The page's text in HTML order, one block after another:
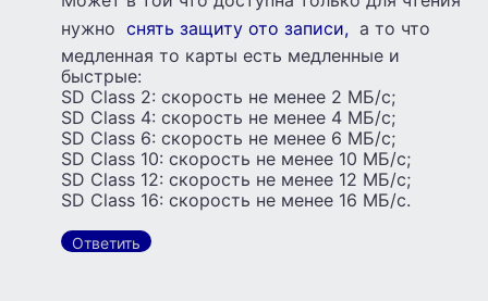
нужно снять защиту ото записи, а то что
медленная то карты есть медленные и
быстрые:
SD Class 2: скорость не менее 2 МБ/с;
SD Class 4: скорость не менее 4 МБ/с;
SD Class 6: скорость не менее 6 МБ/с;
SD Class 10: скорость не менее 10 МБ/с;
SD Class 12: скорость не менее 12 МБ/с;
SD Class 16: скорость не менее 16 МБ/с.
Ответить